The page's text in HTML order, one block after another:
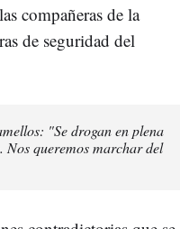
compañeras de la
de seguridad del
"Se drogan en plena
Nos queremos marchar del